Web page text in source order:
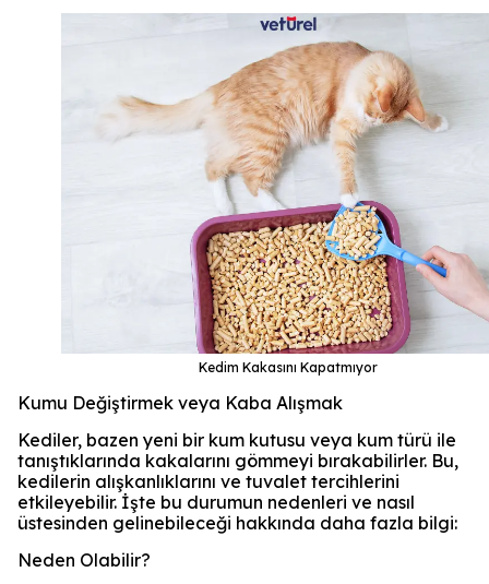
Kedim Kakasını Kapatmıyor
Kumu Değiştirmek veya Kaba Alışmak
Kediler, bazen yeni bir kum kutusu veya kum türü ile
tanıştıklarında kakalarını gömmeyi bırakabilirler. Bu,
kedilerin alışkanlıklarını ve tuvalet tercihlerini
etkileyebilir. İşte bu durumun nedenleri ve nasıl
üstesinden gelinebileceği hakkında daha fazla bilgi:
Neden Olabilir?